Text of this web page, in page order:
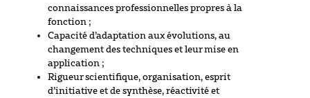
connaissances professionnelles propres à la
fonction ;
Capacité d’adaptation aux évolutions, au
changement des techniques et leur mise en
application ;
Rigueur scientifique, organisation, esprit
d’initiative et de synthèse, réactivité et